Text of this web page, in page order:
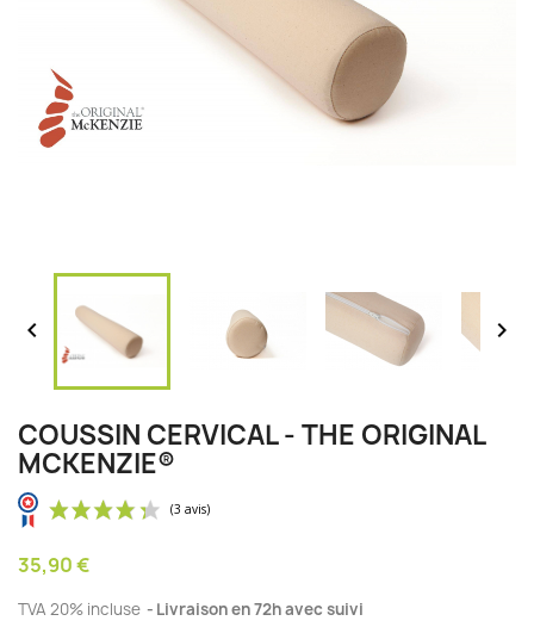
 
COUSSIN CERVICAL - THE ORIGINAL
MCKENZIE®
35,90 €
TVA 20% incluse Livraison en 72h avec suivi